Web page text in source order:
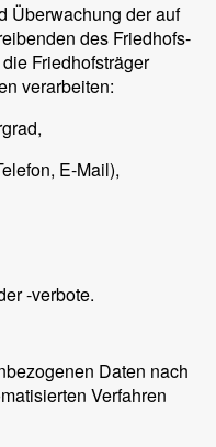
Überwachung der auf
des Friedhofs-
Friedhofsträger
verarbeiten:
E-Mail),
-verbote.
Daten nach
Verfahren